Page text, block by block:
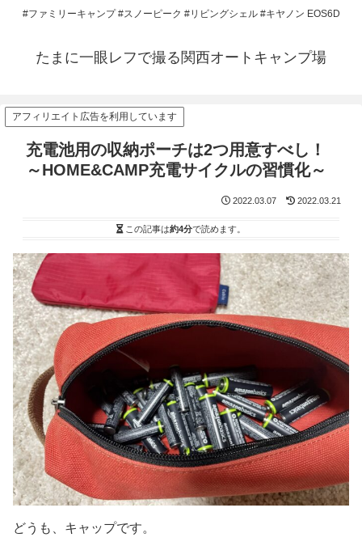
#ファミリーキャンプ #スノーピーク #リビングシェル #キヤノン EOS6D
たまに一眼レフで撮る関西オートキャンプ場
アフィリエイト広告を利用しています
充電池用の収納ポーチは2つ用意すべし！
～HOME&CAMP充電サイクルの習慣化～
2022.03.07 2022.03.21
この記事は約4分で読めます。
どうも、キャップです。